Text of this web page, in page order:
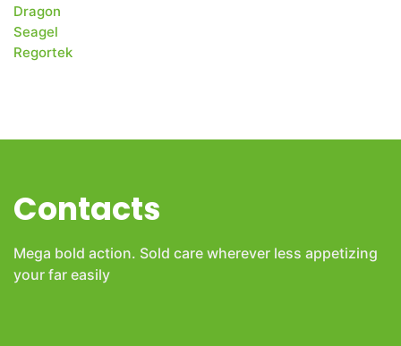
Dragon
Seagel
Regortek
Contacts
Mega bold action. Sold care wherever less appetizing
your far easily